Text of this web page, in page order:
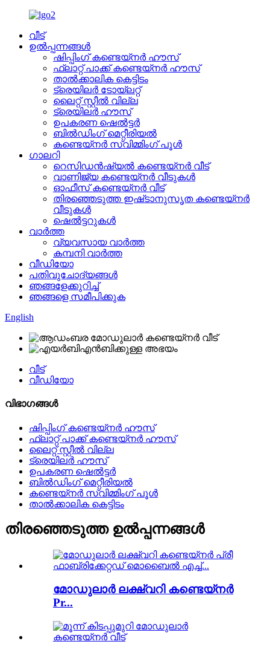
വീട്
ഉൽപ്പന്നങ്ങൾ
ഷിപ്പിംഗ് കണ്ടെയ്നർ ഹൗസ്
ഫ്ലാറ്റ് പാക്ക് കണ്ടെയ്നർ ഹൗസ്
താൽക്കാലിക കെട്ടിടം
ട്രെയിലർ ടോയ്ലറ്റ്
ലൈറ്റ് സ്റ്റീൽ വില്ല
ട്രെയിലർ ഹൗസ്
ഉപകരണ ഷെൽട്ടർ
ബിൽഡിംഗ് മെറ്റീരിയൽ
കണ്ടെയ്നർ സ്വിമ്മിംഗ് പൂൾ
ഗാലറി
റെസിഡൻഷ്യൽ കണ്ടെയ്നർ വീട്
വാണിജ്യ കണ്ടെയ്നർ വീടുകൾ
ഓഫീസ് കണ്ടെയ്നർ വീട്
തിരഞ്ഞെടുത്ത ഇഷ്‌ടാനുസൃത കണ്ടെയ്‌നർ
വീടുകൾ
ഷെൽട്ടറുകൾ
വാർത്ത
വ്യവസായ വാർത്ത
കമ്പനി വാർത്ത
വീഡിയോ
പതിവുചോദ്യങ്ങൾ
ഞങ്ങളേക്കുറിച്ച്
ഞങ്ങളെ സമീപിക്കുക
English
വീട്
വീഡിയോ
വിഭാഗങ്ങൾ
ഷിപ്പിംഗ് കണ്ടെയ്നർ ഹൗസ്
ഫ്ലാറ്റ് പാക്ക് കണ്ടെയ്നർ ഹൗസ്
ലൈറ്റ് സ്റ്റീൽ വില്ല
ട്രെയിലർ ഹൗസ്
ഉപകരണ ഷെൽട്ടർ
ബിൽഡിംഗ് മെറ്റീരിയൽ
കണ്ടെയ്നർ സ്വിമ്മിംഗ് പൂൾ
താൽക്കാലിക കെട്ടിടം
തിരഞ്ഞെടുത്ത ഉൽപ്പന്നങ്ങൾ
മോഡുലാർ ലക്ഷ്വറി കണ്ടെയ്‌നർ
Pr...